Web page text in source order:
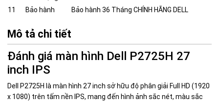
11
Bảo hành Bảo hành 36 Tháng CHÍNH HÃNG DELL
Mô tả chi tiết
Đánh giá màn hình Dell P2725H 27
inch IPS
Dell P2725H là màn hình 27 inch sở hữu độ phân giải Full HD (1920
x 1080) trên tấm nền IPS, mang đến hình ảnh sắc nét, màu sắc